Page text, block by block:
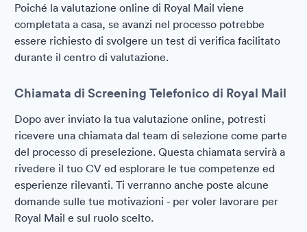
Poiché la valutazione online di Royal Mail viene
completata a casa, se avanzi nel processo potrebbe
essere richiesto di svolgere un test di verifica facilitato
durante il centro di valutazione.
Chiamata di Screening Telefonico di Royal Mail
Dopo aver inviato la tua valutazione online, potresti
ricevere una chiamata dal team di selezione come parte
del processo di preselezione. Questa chiamata servirà a
rivedere il tuo CV ed esplorare le tue competenze ed
esperienze rilevanti. Ti verranno anche poste alcune
domande sulle tue motivazioni - per voler lavorare per
Royal Mail e sul ruolo scelto.